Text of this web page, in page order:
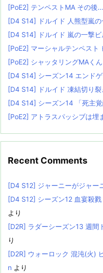
[PoE2] テンペストMA その後…
[D4 S14] ドルイド 人熊型嵐の
[D4 S14] ドルイド 嵐の一撃ビ
[PoE2] マーシャルテンペスト
[PoE2] シャッタリングMAく
[D4 S14] シーズン14 エンド
[D4 S14] ドルイド 凍結切り裂
[D4 S14] シーズン14 「死主
[PoE2] アトラスパッシブは埋
Recent Comments
[D4 S12] ジャーニーがジャー
[D4 S12] シーズン12 血宴殺
より
[D2R] ラダーシーズン13 週
り
[D2R] ウォーロック 混沌(火)
n より